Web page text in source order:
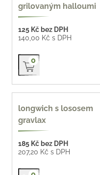
grilovaným halloumi
125 Kč bez DPH
140,00 Kč s DPH
Přidat do košíku
0
longwich s lososem
gravlax
185 Kč bez DPH
207,20 Kč s DPH
Přidat do košíku